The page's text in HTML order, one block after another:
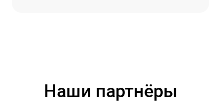
Наши партнёры